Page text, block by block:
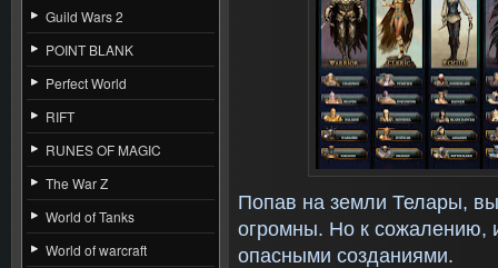
Guild Wars 2
POINT BLANK
Perfect World
RIFT
RUNES OF MAGIC
The War Z
World of Tanks
World of warcraft
Попав на земли Телары,
огромны. Но к сожалению,
опасными созданиями.